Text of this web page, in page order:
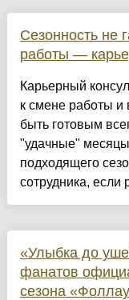
Сезонность не
работы —
Карьерный
к смене работы
быть готовым
"удачные"
подходящего
сотрудника, если
«Улыбка до
фанатов
сезона